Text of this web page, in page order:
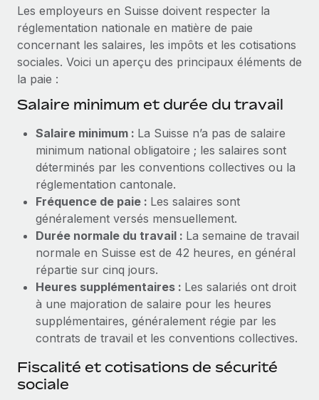
matière de conformité
Gestion des appareils
Achetez et suivez vos équipements informatiques
dans le monde entier
Création d’entité
conformité
Mobilité et déménagement international
Organisez facilement le déménagement de vos
employés
Avantages sociaux
Gérez facilement les avantages sociaux
EOR et PEO
Gestion des freelances
Taxes
Explorer le blog
BLOG
Mises à jour des produits de Remote :
Intégrations Gusto et Xero et Gestion des
freelances Plus
Remote a toujours pour mission d'aider les entreprises de
toute taille à embaucher, gérer et payer...
En savoir plus
Comment Phiture gère ses 55 employés
répartis dans 19 pays grâce à Remote
Phiture, un leader notable du conseil en matière de
croissance mobile internationale, encourage les...
Les employeurs en Suisse doivent respecter la
réglementation nationale en matière de paie
concernant les salaires, les impôts et les cotisations
sociales. Voici un aperçu des principaux éléments de
la paie :
Salaire minimum et durée du travail
Salaire minimum : La Suisse n’a pas de salaire
minimum national obligatoire ; les salaires sont
déterminés par les conventions collectives ou la
réglementation cantonale.
Fréquence de paie : Les salaires sont
généralement versés mensuellement.
Durée normale du travail : La semaine de travail
normale en Suisse est de 42 heures, en général
répartie sur cinq jours.
Heures supplémentaires : Les salariés ont droit
à une majoration de salaire pour les heures
supplémentaires, généralement régie par les
contrats de travail et les conventions collectives.
Fiscalité et cotisations de sécurité
sociale